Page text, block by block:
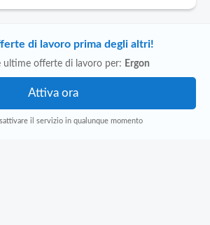
di lavoro prima degli altri!
ultime offerte di lavoro per: Ergon
il servizio in qualunque momento